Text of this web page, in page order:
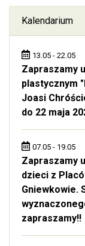
Kalendarium
13.05 - 22.05
Zapraszamy
plastycznym
Joasi
do 22 maja
07.05 - 19.05
Zapraszamy
dzieci z
Gniewkowie.
zapraszamy!!